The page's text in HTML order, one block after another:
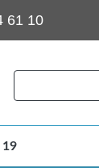
61 10
19